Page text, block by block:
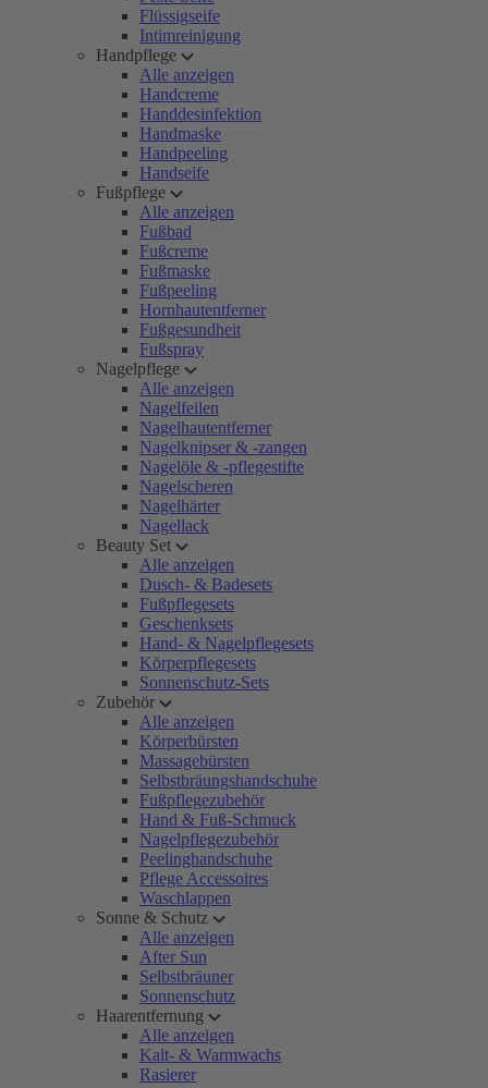
Flüssigseife
Intimreinigung
Handpflege
Alle anzeigen
Handcreme
Handdesinfektion
Handmaske
Handpeeling
Handseife
Fußpflege
Alle anzeigen
Fußbad
Fußcreme
Fußmaske
Fußpeeling
Hornhautentferner
Fußgesundheit
Fußspray
Nagelpflege
Alle anzeigen
Nagelfeilen
Nagelhautentferner
Nagelknipser & -zangen
Nagelöle & -pflegestifte
Nagelscheren
Nagelhärter
Nagellack
Beauty Set
Alle anzeigen
Dusch- & Badesets
Fußpflegesets
Geschenksets
Hand- & Nagelpflegesets
Körperpflegesets
Sonnenschutz-Sets
Zubehör
Alle anzeigen
Körperbürsten
Massagebürsten
Selbstbräungshandschuhe
Fußpflegezubehör
Hand & Fuß-Schmuck
Nagelpflegezubehör
Peelinghandschuhe
Pflege Accessoires
Waschlappen
Sonne & Schutz
Alle anzeigen
After Sun
Selbstbräuner
Sonnenschutz
Haarentfernung
Alle anzeigen
Kalt- & Warmwachs
Rasierer